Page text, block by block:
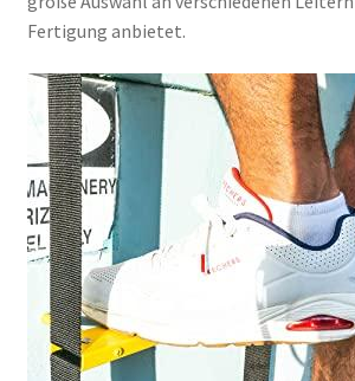
Fertigung anbietet.